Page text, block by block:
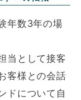
年数3年の場
当として接客
客様との会話
ドについて自